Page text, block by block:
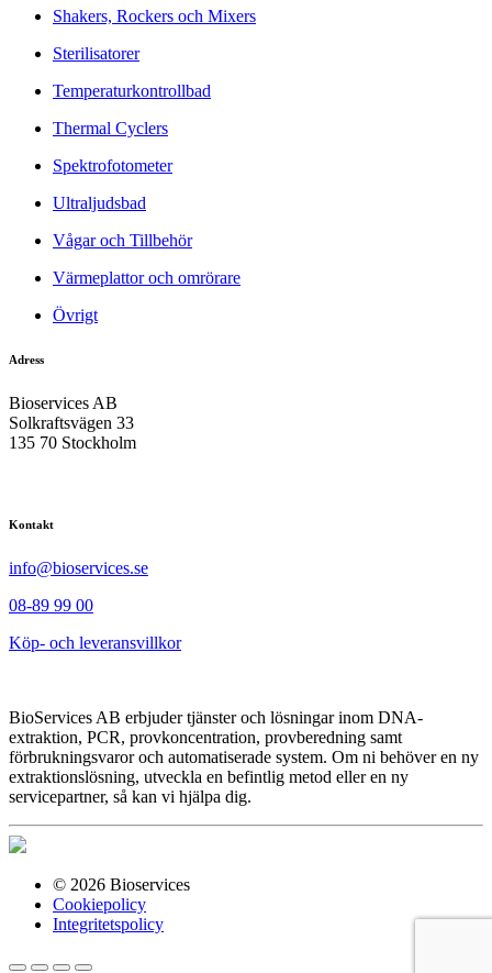
Shakers, Rockers och Mixers
Sterilisatorer
Temperaturkontrollbad
Thermal Cyclers
Spektrofotometer
Ultraljudsbad
Vågar och Tillbehör
Värmeplattor och omrörare
Övrigt
Adress
Bioservices AB
Solkraftsvägen 33
135 70 Stockholm
Kontakt
info@bioservices.se
08-89 99 00
Köp- och leveransvillkor
BioServices AB erbjuder tjänster och lösningar inom DNA-
extraktion, PCR, provkoncentration, provberedning samt
förbrukningsvaror och automatiserade system. Om ni behöver en ny
extraktionslösning, utveckla en befintlig metod eller en ny
servicepartner, så kan vi hjälpa dig.
© 2026 Bioservices
Cookiepolicy
Integritetspolicy